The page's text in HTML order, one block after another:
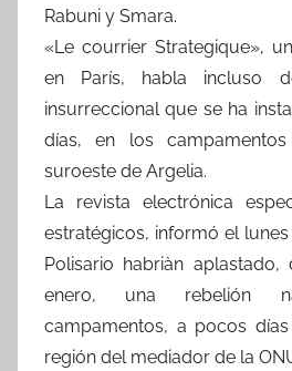
Rabuni y Smara.
«Le courrier Strategique»,
en París, habla incluso
insurreccional que se ha
días, en los
suroeste de Argelia.
La revista electrónica
estratégicos, informó el
Polisario habriàn
enero, una rebelión
campamentos, a pocos
región del mediador de la